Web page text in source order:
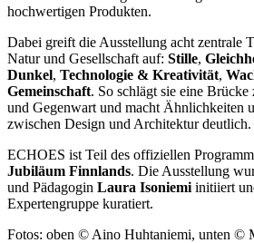
hochwertigen Produkten.
Dabei greift die Ausstellung acht zentrale
Natur und Gesellschaft auf: Stille,
Dunkel, Technologie & Kreativität,
Gemeinschaft. So schlägt sie eine
und Gegenwart und macht Ähnlichkeiten
zwischen Design und Architektur deutlich.
ECHOES ist Teil des offiziellen
Jubiläum Finnlands. Die Ausstellung
und Pädagogin Laura Isoniemi initiiert
Expertengruppe kuratiert.
Fotos: oben © Aino Huhtaniemi, unten ©